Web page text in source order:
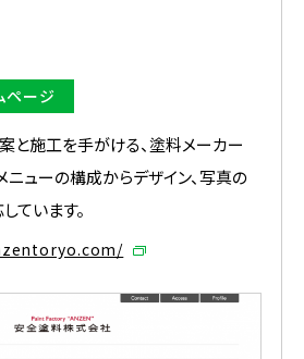
ページ
と施工を手がける、塗料メーカー
ニューの構成からデザイン、写真の
ています。